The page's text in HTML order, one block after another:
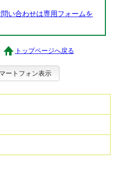
い合わせは専用フォームを
トップページへ戻る
ートフォン表示